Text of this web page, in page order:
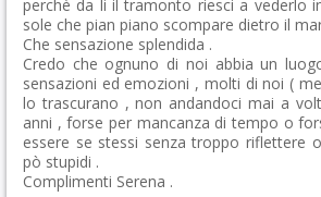
perchè da li il tramonto riesci a vederlo
sole che pian piano scompare dietro il
Che sensazione splendida .
Credo che ognuno di noi abbia un
sensazioni ed emozioni , molti di noi (
lo trascurano , non andandoci mai a
anni , forse per mancanza di tempo o
essere se stessi senza troppo riflettere
pò stupidi .
Complimenti Serena .